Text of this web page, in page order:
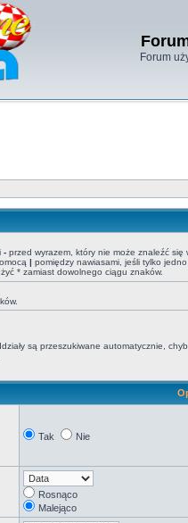
Forum
- przed wyrazem, który nie może znaleźć się
| pomiędzy nawiasami, jeśli tylko
* zamiast dowolnego ciągu znaków.
są przeszukiwane automatycznie,
Tak Nie
Rosnąco
Malejąco